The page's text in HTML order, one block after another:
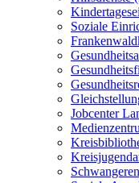
Soziale
Jobcenter